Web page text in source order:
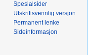
Spesialsider
Utskriftsvennlig versjon
Permanent lenke
Sideinformasjon